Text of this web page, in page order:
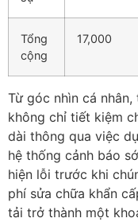
Tổng
cộng
17,000
Từ góc nhìn cá
không chỉ tiết kiệm
dài thông qua việc
hệ thống cảnh báo
hiện lỗi trước khi
phí sửa chữa khẩn
tải trở thành một